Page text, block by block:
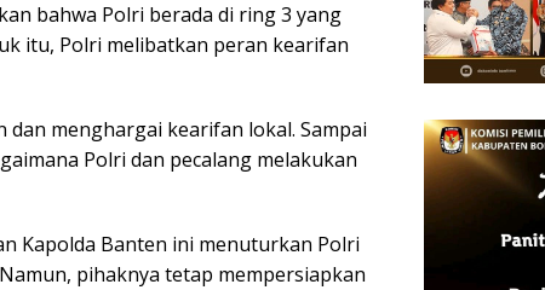
bahwa Polri berada di ring 3 yang
itu, Polri melibatkan peran kearifan
dan menghargai kearifan lokal. Sampai
Polri dan pecalang melakukan
Kapolda Banten ini menuturkan Polri
pihaknya tetap mempersiapkan